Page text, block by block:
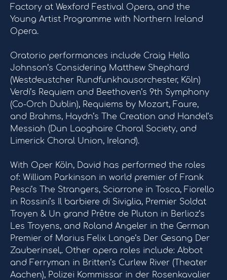
Factory at Wexford Festival Opera, and the
Young Artist Programme with Northern Ireland
Opera.
Oratorio performances include Craig Hella
Johnson’s Considering Matthew Shephard
(Westdeustcher Rundfunkhausorchester, Köln)
Verdi’s Requiem and Beethoven’s 9th Symphony
(Co-Orch Dublin), Requiems by Mozart, Faure,
and Brahms, Haydn’s The Creation and Handel’s
Messiah (Dun Laoghaire Choral Society, and
Limerick Choral Union, Ireland).
With Oper Köln, David has performed the roles
of: William Parkinson in world premier of Frank
Pesci’s The Strangers, Sciarrone in Tosca, Fiorello
in Rossini’s Il barbiere di Siviglia, Premier Soldat
Troyen & Un grand Prêtre de Pluton in Berlioz’s
Les Troyens, and Roland Angeler in the German
Premier of Marius Felix Lange’s Der Gesang Der
Zauberinsel,. Other opera roles include: Abbot
and Ferryman in Britten’s Curlew River (Theater
Aachen), Polizei Kommissar in der Rosenkavalier